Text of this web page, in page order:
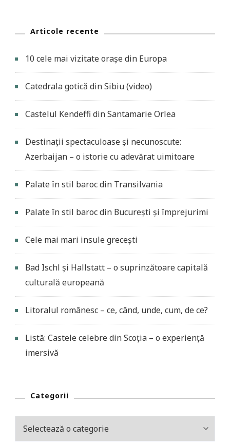
Articole recente
10 cele mai vizitate orașe din Europa
Catedrala gotică din Sibiu (video)
Castelul Kendeffi din Santamarie Orlea
Destinații spectaculoase și necunoscute:
Azerbaijan – o istorie cu adevărat uimitoare
Palate în stil baroc din Transilvania
Palate în stil baroc din București și împrejurimi
Cele mai mari insule grecești
Bad Ischl și Hallstatt – o suprinzătoare capitală
culturală europeană
Litoralul românesc – ce, când, unde, cum, de ce?
Listă: Castele celebre din Scoția – o experiență
imersivă
Categorii
Categorii